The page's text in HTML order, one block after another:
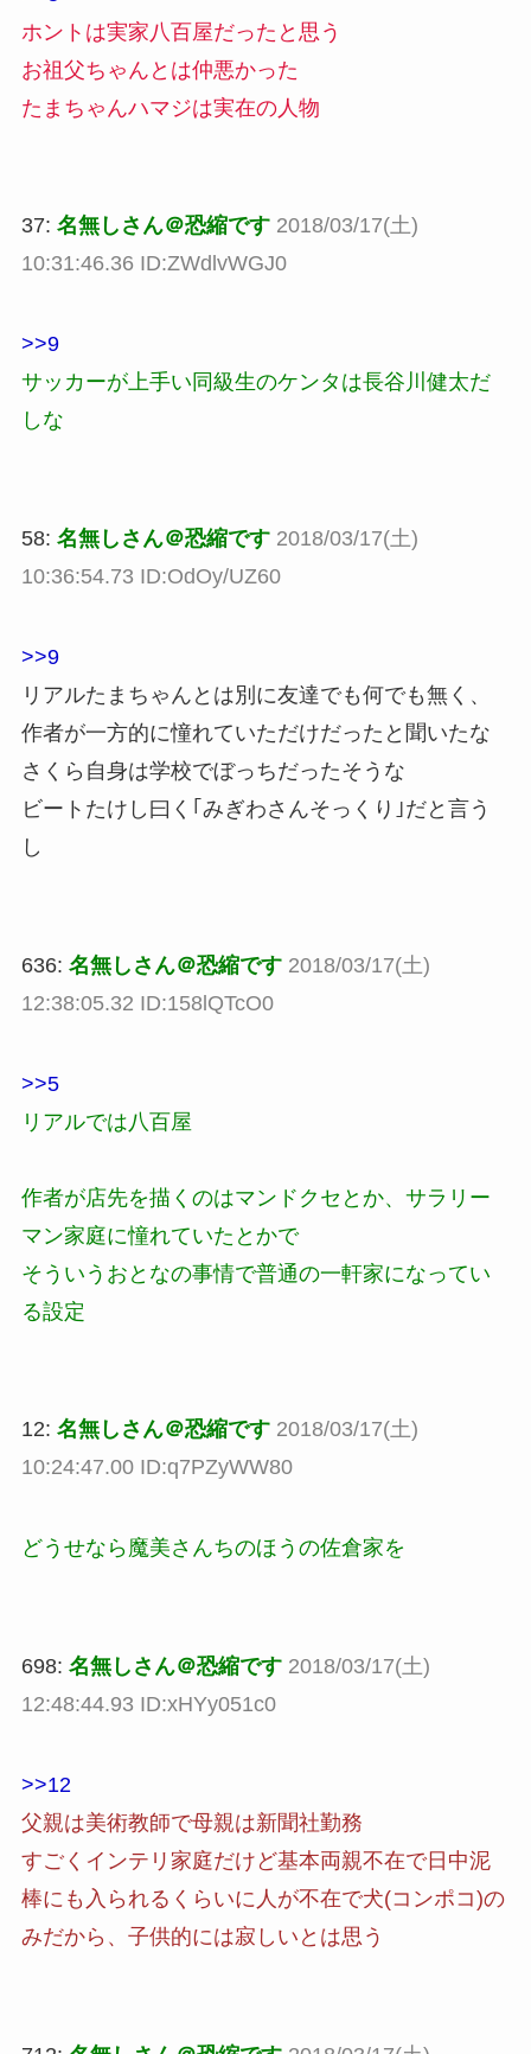
ホントは実家八百屋だったと思う
お祖父ちゃんとは仲悪かった
たまちゃんハマジは実在の人物
37: 名無しさん＠恐縮です 2018/03/17(土)
10:31:46.36 ID:ZWdlvWGJ0
>>9
サッカーが上手い同級生のケンタは長谷川健太だ
しな
58: 名無しさん＠恐縮です 2018/03/17(土)
10:36:54.73 ID:OdOy/UZ60
>>9
リアルたまちゃんとは別に友達でも何でも無く、
作者が一方的に憧れていただけだったと聞いたな
さくら自身は学校でぼっちだったそうな
ビートたけし曰く｢みぎわさんそっくり｣だと言う
し
636: 名無しさん＠恐縮です 2018/03/17(土)
12:38:05.32 ID:158lQTcO0
>>5
リアルでは八百屋
作者が店先を描くのはマンドクセとか、サラリー
マン家庭に憧れていたとかで
そういうおとなの事情で普通の一軒家になってい
る設定
12: 名無しさん＠恐縮です 2018/03/17(土)
10:24:47.00 ID:q7PZyWW80
どうせなら魔美さんちのほうの佐倉家を
698: 名無しさん＠恐縮です 2018/03/17(土)
12:48:44.93 ID:xHYy051c0
>>12
父親は美術教師で母親は新聞社勤務
すごくインテリ家庭だけど基本両親不在で日中泥
棒にも入られるくらいに人が不在で犬(コンポコ)の
みだから、子供的には寂しいとは思う